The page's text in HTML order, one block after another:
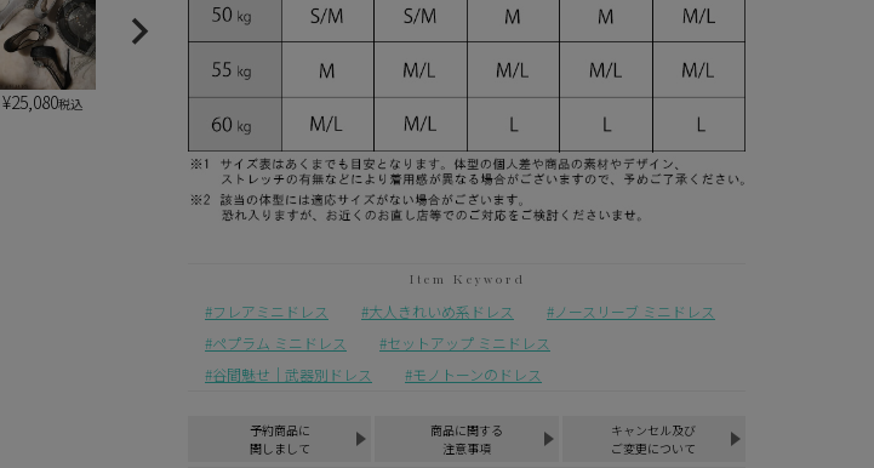
¥25,080税込
フレアミニドレス 大人きれいめ系ドレス
ノースリーブ ミニドレス
ペプラム ミニドレス
セットアップ ミニドレス
谷間魅せ｜武器別ドレス
モノトーンのドレス
予約商品に
関しまして
商品に関する
注意事項
キャンセル及び
ご変更について